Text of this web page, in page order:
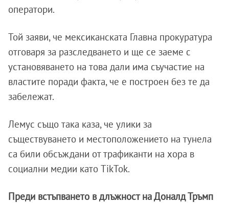
оператори.
Той заяви, че мексиканската Главна прокуратура
отговаря за разследването и ще се заеме с
установяването на това дали има съучастие на
властите поради факта, че е построен без те да
забележат.
Лемус също така каза, че улики за
съществуването и местоположението на тунела
са били обсъждани от трафиканти на хора в
социални медии като TikTok.
Преди встъпването в длъжност на Доналд Тръмп